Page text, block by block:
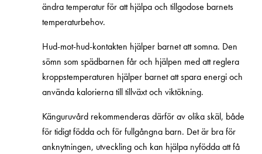
ändra temperatur för att hjälpa och tillgodose barnets
temperaturbehov.
Hud-mot-hud-kontakten hjälper barnet att somna. Den
sömn som spädbarnen får och hjälpen med att reglera
kroppstemperaturen hjälper barnet att spara energi och
använda kalorierna till tillväxt och viktökning.
Känguruvård rekommenderas därför av olika skäl, både
för tidigt födda och för fullgångna barn. Det är bra för
anknytningen, utveckling och kan hjälpa nyfödda att få